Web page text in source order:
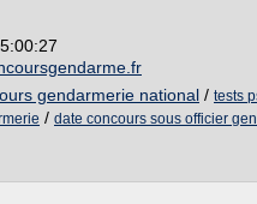
gendarmerie national / tests
/ date concours sous officier